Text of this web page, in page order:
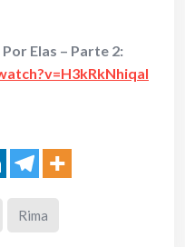
Elas – Parte 2:
Rima